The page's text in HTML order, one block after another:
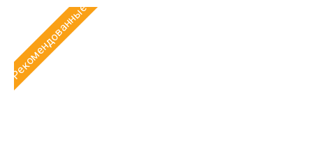
Рекомендованные